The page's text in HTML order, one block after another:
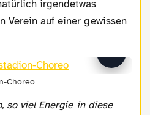
irgendetwas
Verein auf einer gewissen
Choreo